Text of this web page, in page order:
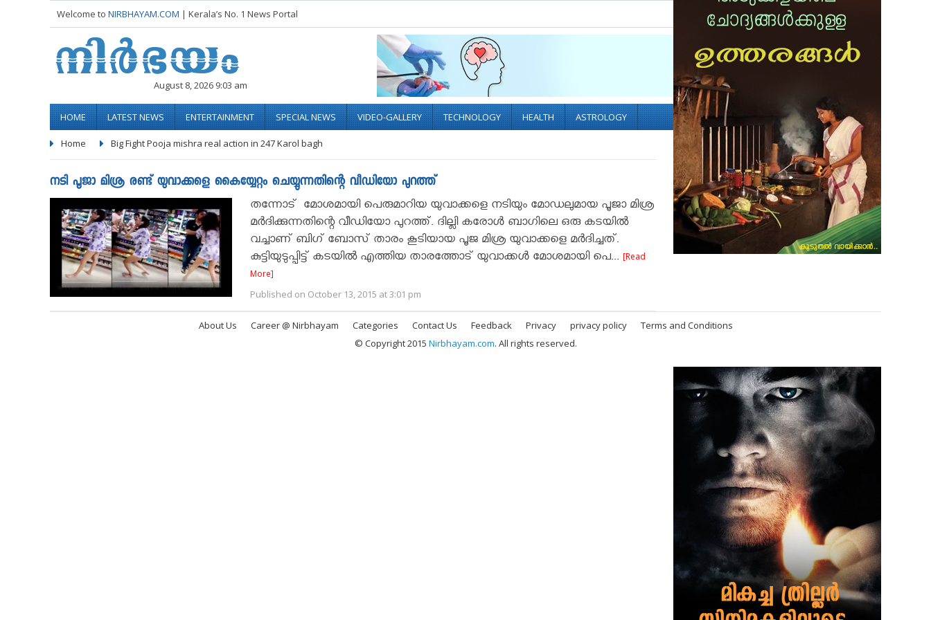
Welcome to NIRBHAYAM.COM | Kerala’s No. 1 News Portal Socialize with us
August 8, 2026 9:03 am
HOME LATEST NEWS ENTERTAINMENT SPECIAL NEWS VIDEO-GALLERY TECHNOLOGY HEALTH ASTROLOGY
Home Big Fight Pooja mishra real action in 247 Karol bagh
നടി പൂജാ മിശ്ര രണ്ട് യുവാക്കളെ കൈയ്യേറ്റം ചെയ്യുന്നതിന്റെ വീഡിയോ പുറത്ത്
തന്നോട് മോശമായി പെരുമാറിയ യുവാക്കളെ നടിയും മോഡലുമായ പൂജാ മിശ്ര
മർദിക്കുന്നതിന്റെ വീഡിയോ പുറത്ത്. ദില്ലി കരോൾ ബാഗിലെ ഒരു കടയിൽ
വച്ചാണ് ബിഗ് ബോസ് താരം കൂടിയായ പൂജ മിശ്ര യുവാക്കളെ മർദിച്ചത്.
കുട്ടിയുടുപ്പിട്ട് കടയിൽ എത്തിയ താരത്തോട് യുവാക്കൾ മോശമായി പെ... [Read
More]
Published on October 13, 2015 at 3:01 pm
About Us Career @ Nirbhayam Categories Contact Us Feedback Privacy privacy policy
Terms and Conditions
© Copyright 2015 Nirbhayam.com. All rights reserved.